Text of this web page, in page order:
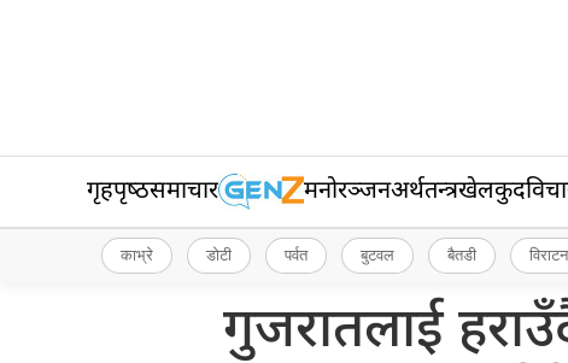
गृहपृष्‍ठसमाचार मनोरञ्जनअर्थतन्त्रखेलकुद
काभ्रे डोटी पर्वत बुटवल बैतडी
गुजरातलाई